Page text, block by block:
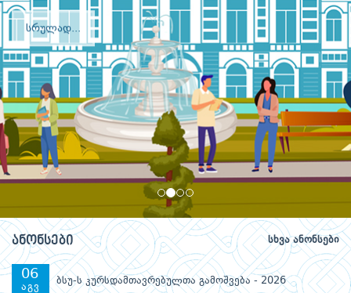
სრულად...
სრულად...
სრულად...
ანონსები სხვა ანონსები
06
აგვ
ბსუ-ს კურსდამთავრებულთა გამოშვება - 2026